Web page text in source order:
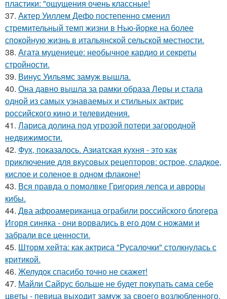
пластики: "ощущения очень классные!
37. Актер Уиллем Дефо постепенно сменил
стремительный темп жизни в Нью-йорке на более
спокойную жизнь в итальянской сельской местности.
38. Агата муцениеце: необычное кардио и секреты
стройности.
39. Винус Уильямс замуж вышла.
40. Она давно вышла за рамки образа Леры и стала
одной из самых узнаваемых и стильных актрис
российского кино и телевидения.
41. Лариса долина под угрозой потери загородной
недвижимости.
42. Фух, показалось. Азиатская кухня - это как
приключение для вкусовых рецепторов: острое, сладкое,
кислое и соленое в одном флаконе!
43. Вся правда о помолвке Григория лепса и авроры
кибы.
44. Два афроамериканца ограбили российского блогера
Игоря синяка - они ворвались в его дом с ножами и
забрали все ценности.
45. Шторм хейта: как актриса "Русалочки" столкнулась с
критикой.
46. Желудок спасибо точно не скажет!
47. Майли Сайрус больше не будет покупать сама себе
цветы - певица выходит замуж за своего возлюбленного,